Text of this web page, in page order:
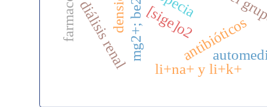
[sige]o2antibióticos
li+na+ y li+k+
diálisis renal